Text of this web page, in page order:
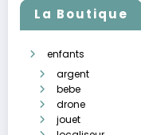
La Boutique
enfants
argent
bebe
drone
jouet